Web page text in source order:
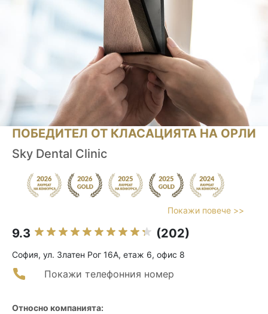
ПОБЕДИТЕЛ ОТ КЛАСАЦИЯТА НА ОРЛИ
Sky Dental Clinic
Покажи повече >>
9.3 (202)
София, ул. Златен Рог 16А, етаж 6, офис 8
Покажи телефонния номер
Относно компанията: